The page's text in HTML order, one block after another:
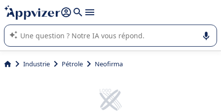
répondre (plusieurs lignes avec
L'IA de Appvizer vous guide dans l'utilisation ou la sélection de
logiciel SaaS en entreprise.
Industrie Pétrole Neofirma